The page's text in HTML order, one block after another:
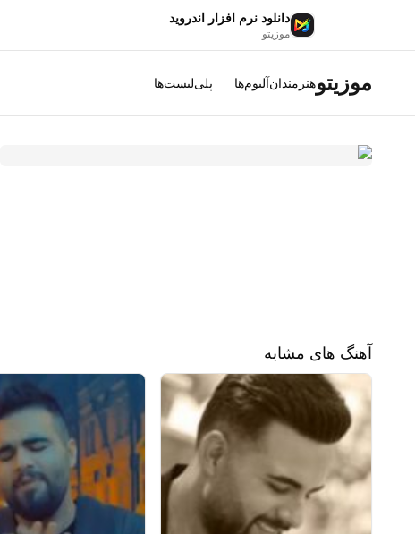
دانلود نرم افزار اندروید
موزیتو
موزیتوهنرمندانآلبوم‌ها پلی‌لیست‌ها
آهنگ های مشابه